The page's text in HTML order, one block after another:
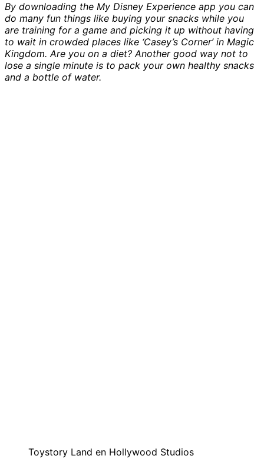
By downloading the My Disney Experience app you can
do many fun things like buying your snacks while you
are training for a game and picking it up without having
to wait in crowded places like ‘Casey’s Corner’ in Magic
Kingdom. Are you on a diet? Another good way not to
lose a single minute is to pack your own healthy snacks
and a bottle of water.
Toystory Land en Hollywood Studios